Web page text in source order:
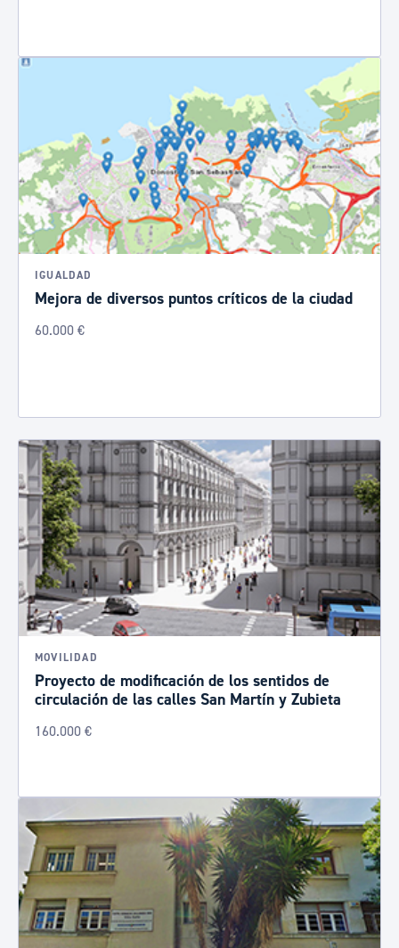
IGUALDAD
Mejora de diversos puntos críticos de la ciudad
60.000 €
MOVILIDAD
Proyecto de modificación de los sentidos de
circulación de las calles San Martín y Zubieta
160.000 €